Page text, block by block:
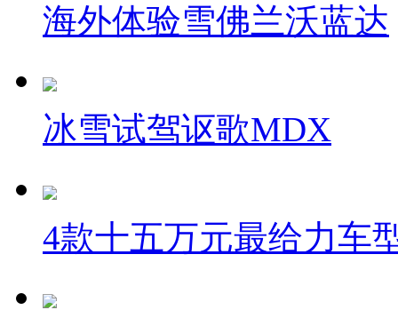
海外体验雪佛兰沃蓝达
冰雪试驾讴歌MDX
4款十五万元最给力车